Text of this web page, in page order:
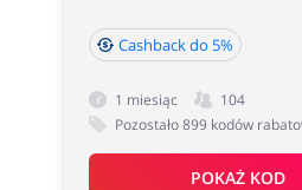
Cashback do 5%
1 miesiąc
104
Pozostało 899 kodów
POKAŻ KOD